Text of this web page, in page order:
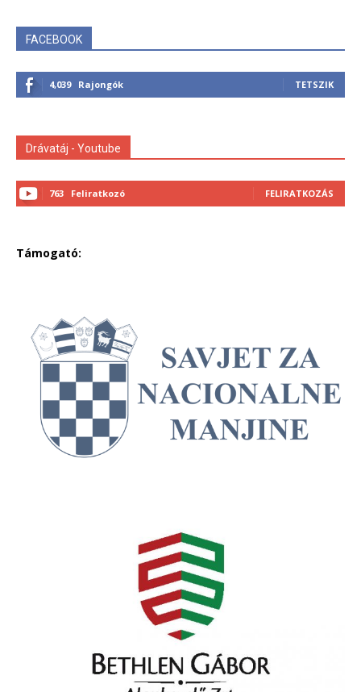
FACEBOOK
4,039 Rajongók TETSZIK
Drávatáj - Youtube
763 Feliratkozó FELIRATKOZÁS
Támogató: